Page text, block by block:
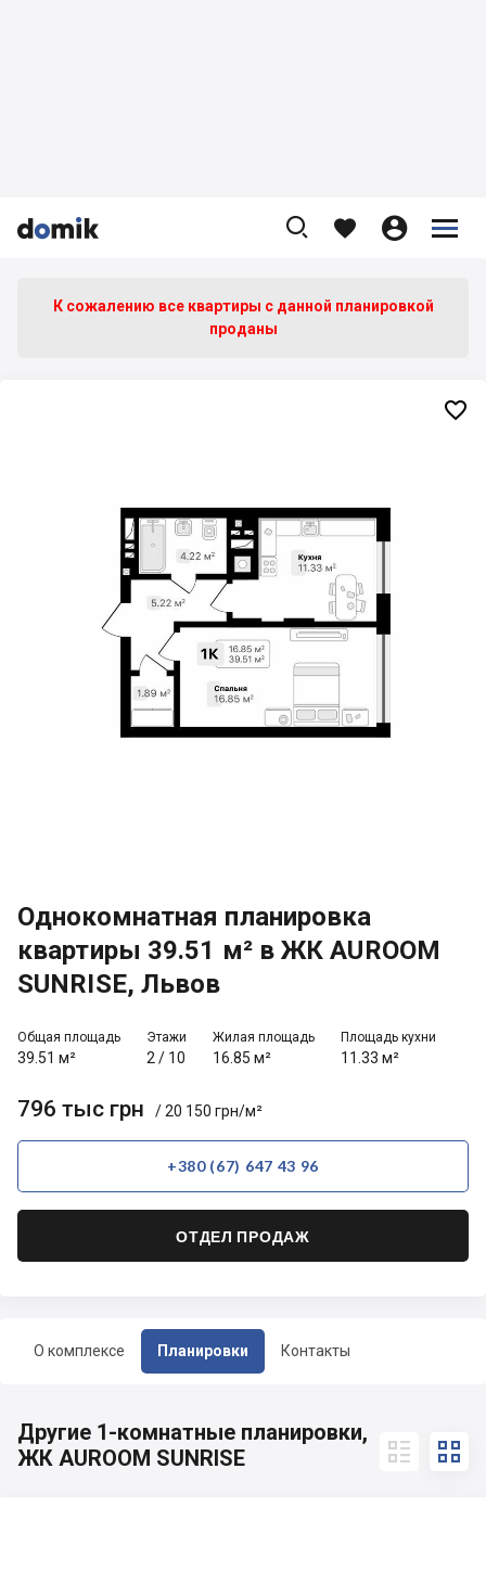


    


О комплексе Планировки Контакты
К сожалению все квартиры c данной планировкой
проданы
Однокомнатная планировка
квартиры 39.51 м² в ЖК AUROOM
SUNRISE, Львов
Общая площадь
39.51 м²
Этажи
2 / 10
Жилая площадь
16.85 м²
Площадь кухни
11.33 м²
796 тыс грн / 20 150 грн/м²
+380 (67) 647 43 96
ОТДЕЛ ПРОДАЖ

Другие 1-комнатные планировки,
ЖК AUROOM SUNRISE
 